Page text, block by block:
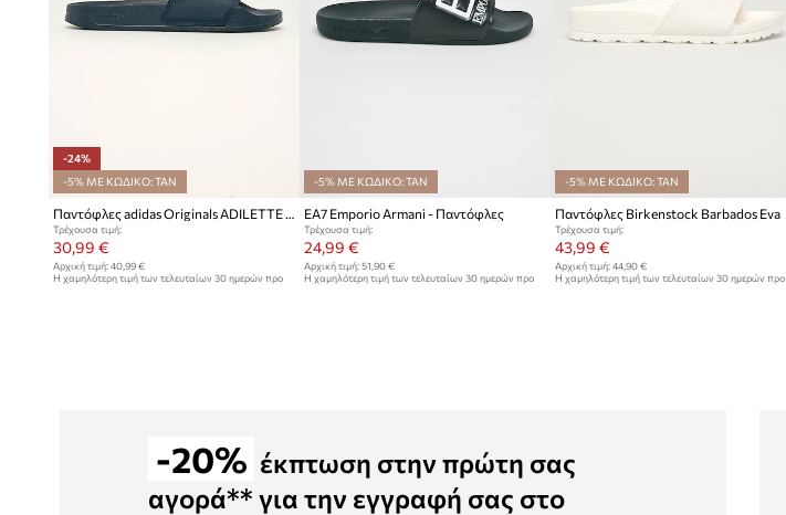
-24%
-5% ΜΕ ΚΩΔΙΚΟ: TAN
Παντόφλες adidas Originals ADILETTE LITE
Τρέχουσα τιμή:
30,99 €
Αρχική τιμή: 40,99 €
Η χαμηλότερη τιμή των τελευταίων 30 ημερών προ
-5% ΜΕ ΚΩΔΙΚΟ: TAN
EA7 Emporio Armani - Παντόφλες
Τρέχουσα τιμή:
24,99 €
Αρχική τιμή:51,90 €
Η χαμηλότερη τιμή των τελευταίων 30 ημερών προ
-5% ΜΕ ΚΩΔΙΚΟ: TAN
Παντόφλες Birkenstock Barbados Eva
Τρέχουσα τιμή:
43,99 €
Αρχική τιμή: 44,90 €
Η χαμηλότερη τιμή των τελευταίων 30 ημερών προ
-20% έκπτωση στην πρώτη σας
αγορά** για την εγγραφή σας στο